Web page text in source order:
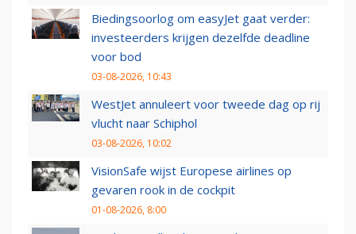
Biedingsoorlog om easyJet gaat verder:
investeerders krijgen dezelfde deadline
voor bod
03-08-2026, 10:43
WestJet annuleert voor tweede dag op rij
vlucht naar Schiphol
03-08-2026, 10:02
VisionSafe wijst Europese airlines op
gevaren rook in de cockpit
01-08-2026, 8:00